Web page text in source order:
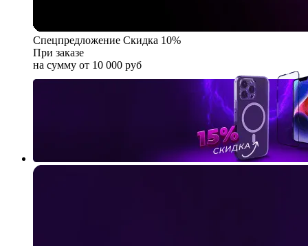
Спецпредложение Скидка 10%
При заказе
на сумму от 10 000 руб